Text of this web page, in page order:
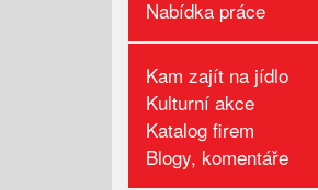
Nabídka práce
Kam zajít na jídlo
Kulturní akce
Katalog firem
Blogy, komentáře